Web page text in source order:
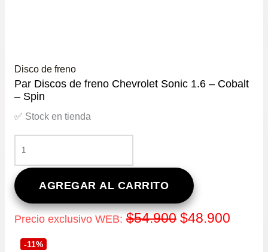
Disco de freno
Par Discos de freno Chevrolet Sonic 1.6 – Cobalt
– Spin
✅ Stock en tienda
DISCOS
DE
FRENO
CHEVROLET
SONIC
1.6
COBALT
AGREGAR AL CARRITO
Precio exclusivo WEB: $54.900 El
$48.900El
-11%